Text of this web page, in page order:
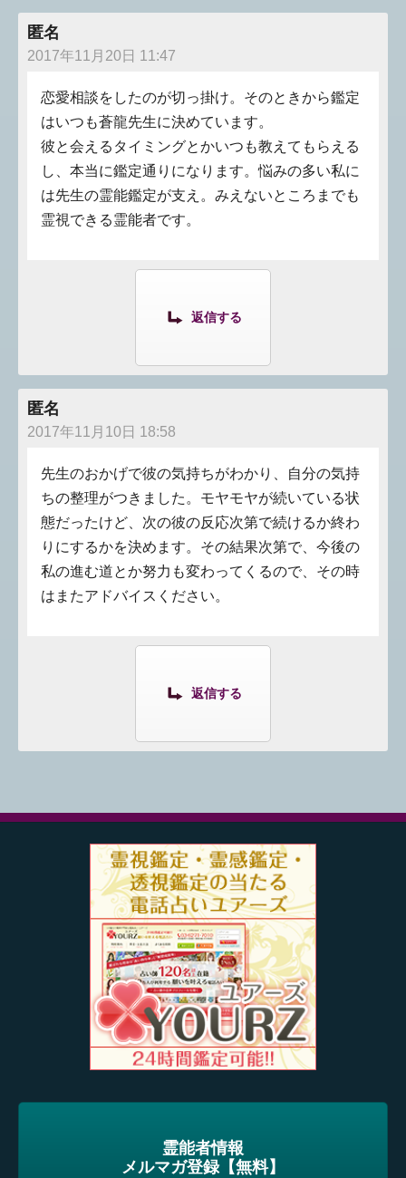
匿名
2017年11月20日 11:47
恋愛相談をしたのが切っ掛け。そのときから鑑定
はいつも蒼龍先生に決めています。
彼と会えるタイミングとかいつも教えてもらえる
し、本当に鑑定通りになります。悩みの多い私に
は先生の霊能鑑定が支え。みえないところまでも
霊視できる霊能者です。
返信する
匿名
2017年11月10日 18:58
先生のおかげで彼の気持ちがわかり、自分の気持
ちの整理がつきました。モヤモヤが続いている状
態だったけど、次の彼の反応次第で続けるか終わ
りにするかを決めます。その結果次第で、今後の
私の進む道とか努力も変わってくるので、その時
はまたアドバイスください。
返信する
霊能者情報
メルマガ登録【無料】